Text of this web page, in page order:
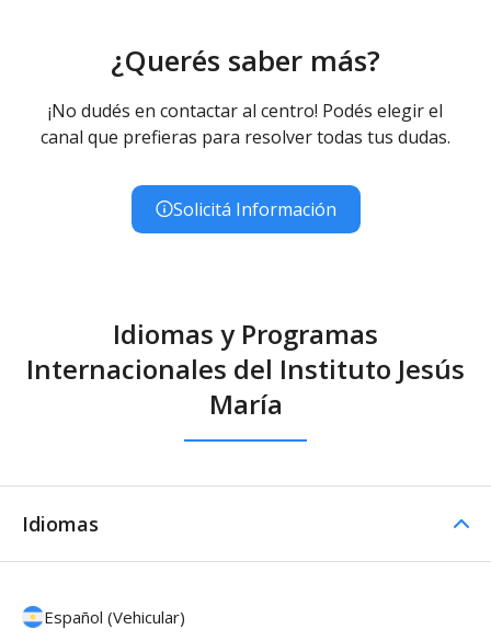
¿Querés saber más?
¡No dudés en contactar al centro! Podés elegir el
canal que prefieras para resolver todas tus dudas.
Solicitá Información
Idiomas y Programas
Internacionales del Instituto Jesús
María
Idiomas
Español (Vehicular)